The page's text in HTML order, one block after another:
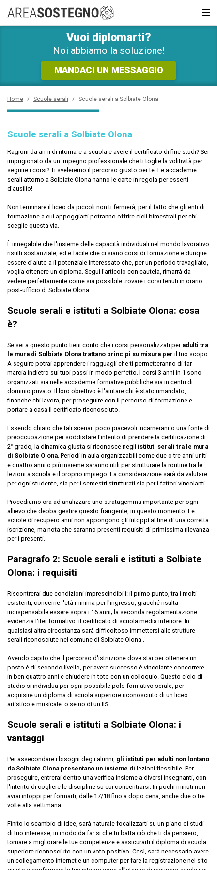
Recupero anni
Scuola privata
Scuole inglese
Scuole serali
CERCA
RICHIEDI SUBITO
INFORMAZIONI GRATUITE!
Sarai ricontattato al più presto
Vuoi diplomarti?
Noi abbiamo la soluzione!
MANDACI UN MESSAGGIO
Home / Scuole serali / Scuole serali a Solbiate Olona
Scuole serali a Solbiate Olona
Ragioni da anni di ritornare a scuola e avere il certificato di fine studi? Sei
imprigionato da un impegno professionale che ti toglie la volitività per
seguire i corsi? Ti sveleremo il percorso giusto per te! Le accademie
serali attorno a Solbiate Olona hanno le carte in regola per esserti
d'ausilio!
Non terminare il liceo da piccoli non ti fermerà, per il fatto che gli enti di
formazione a cui appoggiarti potranno offrire cicli bimestrali per chi
sceglie questa via.
È innegabile che l'insieme delle capacità individuali nel mondo lavorativo
risulti sostanziale, ed è facile che ci siano corsi di formazione e dunque
essere d'aiuto a il potenziale interessato che, per un periodo travagliato,
voglia ottenere un diploma. Segui l'articolo con cautela, rimarrà da
vedere perfettamente come sia possibile trovare i corsi tenuti in orario
post-ufficio di Solbiate Olona .
Scuole serali e istituti a Solbiate Olona: cosa
è?
Se sei a questo punto tieni conto che i corsi personalizzati per adulti tra
le mura di Solbiate Olona trattano principi su misura per il tuo scopo.
A seguire potrai apprendere i ragguagli che ti permetteranno di far
marcia indietro sui tuoi passi in modo perfetto. I corsi 3 anni in 1 sono
organizzati sia nelle accademie formative pubbliche sia in centri di
dominio privato. Il loro obiettivo è l'aiutare chi è stato rimandato,
finanche chi lavora, per proseguire con il percorso di formazione e
portare a casa il certificato riconosciuto.
Essendo chiaro che tali scenari poco piacevoli incarneranno una fonte di
preoccupazione per soddisfare l'intento di prendere la certificazione di
2° grado, la dinamica giusta si riconosce negli istituti serali tra le mura
di Solbiate Olona . Periodi in aula organizzabili come due o tre anni uniti
e quattro anni o più insieme saranno utili per strutturare la routine tra le
lezioni a scuola e il proprio impiego. La considerazione sarà da valutare
per ogni studente, sia per i semestri strutturati sia per i fattori vincolanti.
Procediamo ora ad analizzare uno stratagemma importante per ogni
allievo che debba gestire questo frangente, in questo momento. Le
scuole di recupero anni non appongono gli intoppi al fine di una corretta
iscrizione, ma nota che saranno presenti requisiti di primissima rilevanza
per i presenti.
Paragrafo 2: Scuole serali e istituti a Solbiate
Olona: i requisiti
Riscontrerai due condizioni imprescindibili: il primo punto, tra i molti
esistenti, concerne l'età minima per l'ingresso, giacché risulta
indispensabile essere sopra i 16 anni; la seconda regolamentazione
evidenzia l'iter formativo: il certificato di scuola media inferiore. In
qualsiasi altra circostanza sarà difficoltoso immettersi alle strutture
serali riconosciute nel comune di Solbiate Olona .
Avendo capito che il percorso d'istruzione dove stai per ottenere un
posto è di secondo livello, per avere successo è vincolante concorrere
in ben quattro anni e chiudere in toto con un colloquio. Questo ciclo di
studio si individua per ogni possibile polo formativo serale, per
acquisire un diploma di scuola superiore riconosciuto di un liceo
artistico e musicale, o se no di un IIS.
Scuole serali e istituti a Solbiate Olona: i
vantaggi
Per assecondare i bisogni degli alunni, gli istituti per adulti non lontano
da Solbiate Olona presentano un insieme di lezioni flessibile. Per
proseguire, entrerai dentro una verifica insieme a diversi insegnanti, con
l'intento di cogliere le discipline su cui concentrarsi. In pochi minuti non
avrai intoppi per formarti, dalle 17/18 fino a dopo cena, anche due o tre
volte alla settimana.
Finito lo scambio di idee, sarà naturale focalizzarti su un piano di studi
di tuo interesse, in modo da far si che tu batta ciò che ti da pensiero,
tornare a migliorare le tue competenze e assicurarti il diploma di scuola
superiore riconosciuto con un voto positivo. Così, sarà necessario avere
un collegamento internet e un computer per fare la registrazione nel sito